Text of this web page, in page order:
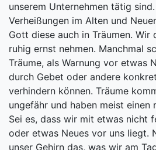
unserem Unternehmen tätig
Verheißungen im Alten und
Gott diese auch in Träumen. Wir
ruhig ernst nehmen. Manchmal
Träume, als Warnung vor etwas
durch Gebet oder andere
verhindern können. Träume
ungefähr und haben meist einen
Sei es, dass wir mit etwas nicht
oder etwas Neues vor uns liegt.
unser Gehirn das, was wir am